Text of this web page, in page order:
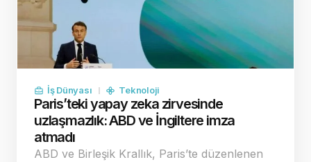
İş Dünyası Teknoloji
Paris’teki yapay zeka zirvesinde
uzlaşmazlık: ABD ve İngiltere imza
atmadı
ABD ve Birleşik Krallık, Paris’te düzenlenen